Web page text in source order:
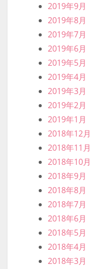
2019年9月
2019年8月
2019年7月
2019年6月
2019年5月
2019年4月
2019年3月
2019年2月
2019年1月
2018年12月
2018年11月
2018年10月
2018年9月
2018年8月
2018年7月
2018年6月
2018年5月
2018年4月
2018年3月